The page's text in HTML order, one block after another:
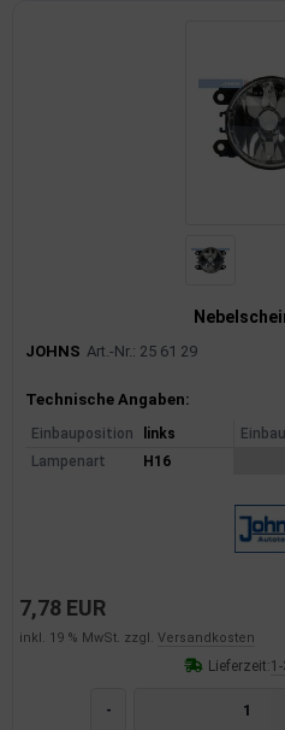
JOHNS Art.-Nr.: 25 61 29
Produktinformationen
Technische Angaben:
Einbauposition links
Lampenart
H16
7,78 EUR
inkl. 19 % MwSt. zzgl. Versandkosten
Lieferzeit:
-